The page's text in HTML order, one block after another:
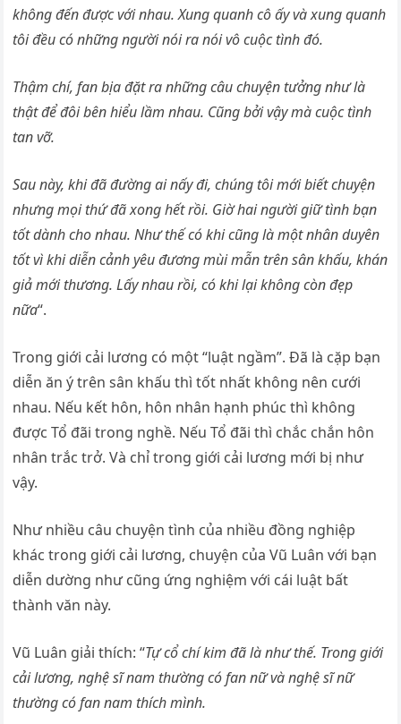
không đến được với nhau.Xung quanh cô ấy và xung quanh
tôi đều có những người nói ra nói vô cuộc tình đó.
Thậm chí, fan bịa đặt ra những câu chuyện tưởng như là
thật để đôi bên hiểu lầm nhau. Cũng bởi vậy mà cuộc tình
tan vỡ.
Sau này, khi đã đường ai nấy đi, chúng tôi mới biết chuyện
nhưng mọi thứ đã xong hết rồi. Giờ hai người giữ tình bạn
tốt dành cho nhau.Như thế có khi cũng là một nhân duyên
tốt vì khi diễn cảnh yêu đương mùi mẫn trên sân khấu, khán
giả mới thương. Lấy nhau rồi, có khi lại không còn đẹp
nữa“.
Trong giới cải lương có một “luật ngầm”. Đã là cặp bạn
diễn ăn ý trên sân khấu thì tốt nhất không nên cưới
nhau. Nếu kết hôn, hôn nhân hạnh phúc thì không
được Tổ đãi trong nghề. Nếu Tổ đãi thì chắc chắn hôn
nhân trắc trở. Và chỉ trong giới cải lương mới bị như
vậy.
Như nhiều câu chuyện tình của nhiều đồng nghiệp
khác trong giới cải lương, chuyện của Vũ Luân với bạn
diễn dường như cũng ứng nghiệm với cái luật bất
thành văn này.
Vũ Luân giải thích: “Tự cổ chí kim đã là như thế. Trong giới
cải lương, nghệ sĩ nam thường có fan nữ và nghệ sĩ nữ
thường có fan nam thích mình.